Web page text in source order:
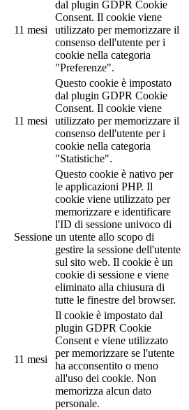
11 mesi
dal plugin GDPR Cookie
Consent. Il cookie viene
utilizzato per memorizzare il
consenso dell'utente per i
cookie nella categoria
"Preferenze".
11 mesi
Questo cookie è impostato
dal plugin GDPR Cookie
Consent. Il cookie viene
utilizzato per memorizzare il
consenso dell'utente per i
cookie nella categoria
"Statistiche".
Sessione
Questo cookie è nativo per
le applicazioni PHP. Il
cookie viene utilizzato per
memorizzare e identificare
l'ID di sessione univoco di
un utente allo scopo di
gestire la sessione dell'utente
sul sito web. Il cookie è un
cookie di sessione e viene
eliminato alla chiusura di
tutte le finestre del browser.
11 mesi
Il cookie è impostato dal
plugin GDPR Cookie
Consent e viene utilizzato
per memorizzare se l'utente
ha acconsentito o meno
all'uso dei cookie. Non
memorizza alcun dato
personale.